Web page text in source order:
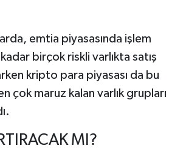
emtia piyasasında işlem
birçok riskli varlıkta satış
kripto para piyasası da bu
çok maruz kalan varlık grupları
MI?